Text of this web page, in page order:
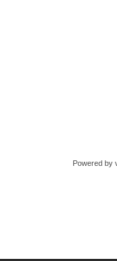
Powered by